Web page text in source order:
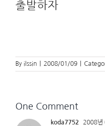
출발하자
By ilssin 2008/01/09
One Comment
koda7752 2008년